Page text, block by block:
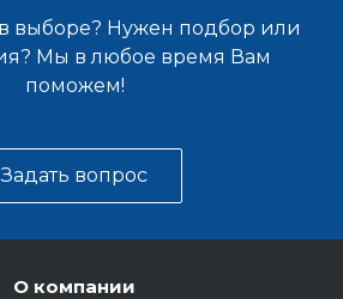
выборе? Нужен подбор или
Мы в любое время Вам
поможем!
Задать вопрос
О компании